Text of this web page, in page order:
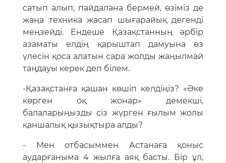
сатып алып, пайдалана бермей, өзіміз де
жаңа техника жасап шығарайық дегенді
меңзейді. Ендеше Қазақстанның әрбір
азаматы елдің қарыштап дамуына өз
үлесін қоса алатын сара жолды жаңылмай
таңдауы керек деп білем.
-Қазақстанға қашан көшіп келдіңіз? «Әке
көрген оқ жонар» демекші,
балаларыңызды сіз жүрген ғылым жолы
қаншалық қызықтыра алды?
- Мен отбасыммен Астанаға қоныс
аударғаныма 4 жылға аяқ басты. Бір ұл,